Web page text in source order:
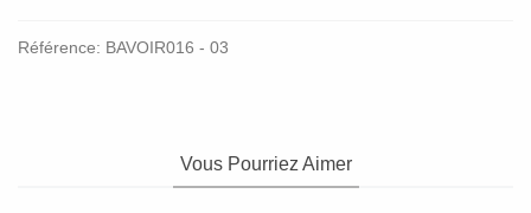
Référence: BAVOIR016 - 03
Vous Pourriez Aimer